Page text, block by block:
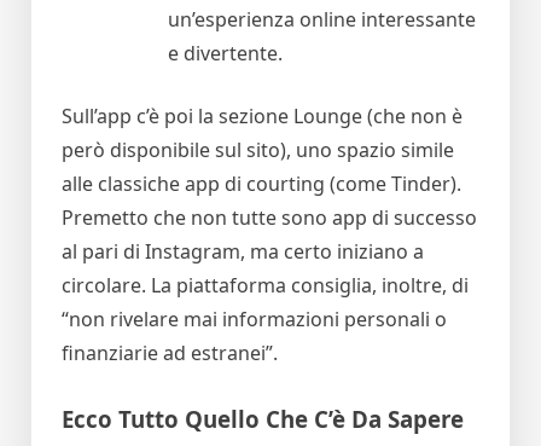
un’esperienza online interessante
e divertente.
Sull’app c’è poi la sezione Lounge (che non è
però disponibile sul sito), uno spazio simile
alle classiche app di courting (come Tinder).
Premetto che non tutte sono app di successo
al pari di Instagram, ma certo iniziano a
circolare. La piattaforma consiglia, inoltre, di
“non rivelare mai informazioni personali o
finanziarie ad estranei”.
Ecco Tutto Quello Che C’è Da Sapere